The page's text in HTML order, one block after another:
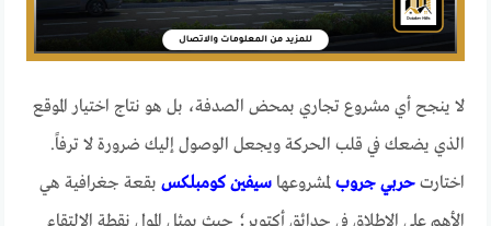
لا ينجح أي مشروع تجاري بمحض الصدفة، بل هو نتاج اختيار الموقع
الذي يضعك في قلب الحركة ويجعل الوصول إليك ضرورة لا ترفاً.
اختارتحربي جروب لمشروعهاسيفين كومبلكس بقعة جغرافية هي
الأهم على الإطلاق في حدائق أكتوبر؛ حيث يمثل المول نقطة الالتقاء